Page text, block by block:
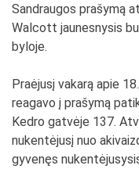
Sandraugos prašymą
Walcott jaunesnysis
byloje.
Praėjusį vakarą apie
reagavo į prašymą
Kedro gatvėje 137.
nukentėjusį nuo
gyvenęs